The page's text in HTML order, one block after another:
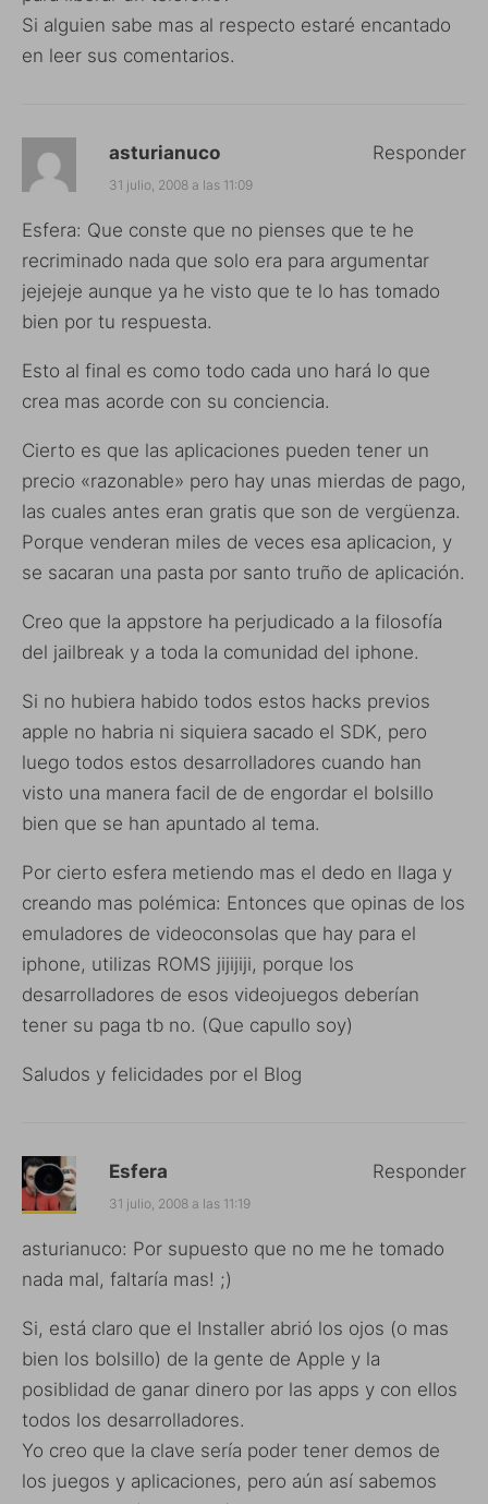
Si alguien sabe mas al respecto estaré encantado
en leer sus comentarios.
asturianuco
31 julio, 2008 a las 11:09
Esfera: Que conste que no pienses que te he
recriminado nada que solo era para argumentar
jejejeje aunque ya he visto que te lo has tomado
bien por tu respuesta.
Esto al final es como todo cada uno hará lo que
crea mas acorde con su conciencia.
Cierto es que las aplicaciones pueden tener un
precio «razonable» pero hay unas mierdas de pago,
las cuales antes eran gratis que son de vergüenza.
Porque venderan miles de veces esa aplicacion, y
se sacaran una pasta por santo truño de aplicación.
Creo que la appstore ha perjudicado a la filosofía
del jailbreak y a toda la comunidad del iphone.
Si no hubiera habido todos estos hacks previos
apple no habria ni siquiera sacado el SDK, pero
luego todos estos desarrolladores cuando han
visto una manera facil de de engordar el bolsillo
bien que se han apuntado al tema.
Por cierto esfera metiendo mas el dedo en llaga y
creando mas polémica: Entonces que opinas de los
emuladores de videoconsolas que hay para el
iphone, utilizas ROMS jijijiji, porque los
desarrolladores de esos videojuegos deberían
tener su paga tb no. (Que capullo soy)
Saludos y felicidades por el Blog
Responder
Esfera
31 julio, 2008 a las 11:19
asturianuco: Por supuesto que no me he tomado
nada mal, faltaría mas! ;)
Si, está claro que el Installer abrió los ojos (o mas
bien los bolsillo) de la gente de Apple y la
posiblidad de ganar dinero por las apps y con ellos
todos los desarrolladores.
Yo creo que la clave sería poder tener demos de
los juegos y aplicaciones, pero aún así sabemos
Responder